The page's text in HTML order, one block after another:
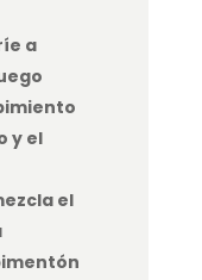
a
y el
el